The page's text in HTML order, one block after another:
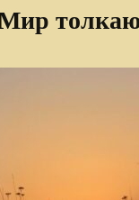
Бернгардт
Шпренгер